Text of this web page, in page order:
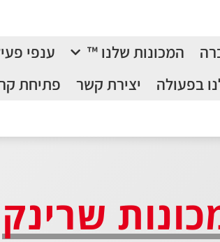
המכונות שלנו ™ ענפי
בפעולה
יצירת קשר פתיחת
שרינק